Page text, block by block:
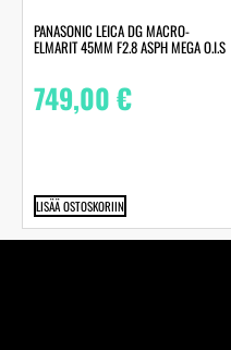
PANASONIC LEICA DG MACRO-
ELMARIT 45MM F2.8 ASPH MEGA O.I.S
749,00€
LISÄÄ OSTOSKORIIN